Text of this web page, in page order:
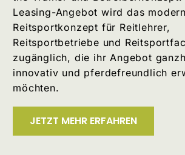
Leasing-Angebot wird das
Reitsportkonzept für Reitlehrer,
Reitsportbetriebe und
zugänglich, die ihr Angebot
innovativ und pferdefreundlich
möchten.
JETZT MEHR ERFAHREN